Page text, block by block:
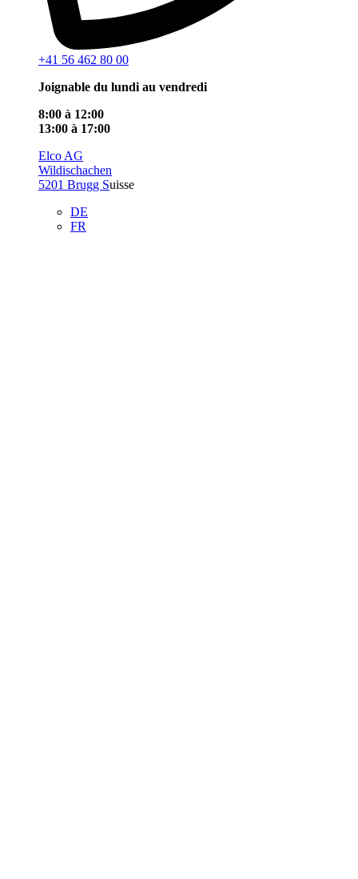
+41 56 462 80 00
Joignable du lundi au vendredi
8:00 à 12:00
13:00 à 17:00
Elco AG
Wildischachen
5201 Brugg Suisse
DE
FR